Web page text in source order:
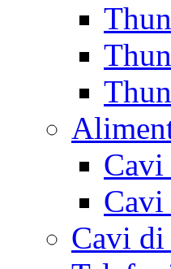
Cavi
Cavi